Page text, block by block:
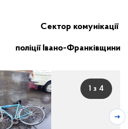
Сектор комунікації
поліції Івано-Франківщини
1 з 4